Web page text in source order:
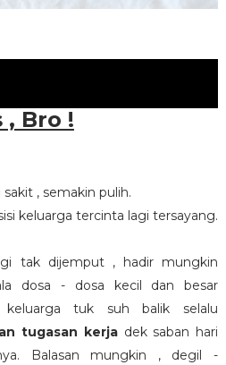
, Bro !
, semakin pulih.
keluarga tercinta lagi tersayang.
tak dijemput , hadir mungkin
dosa - dosa kecil dan besar
keluarga tuk suh balik selalu
tugasan kerja dek saban hari
Balasan mungkin , degil -